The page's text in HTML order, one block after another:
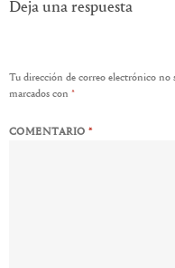
entradas
Deja una respuesta
Tu dirección de correo electrónico no
marcados con *
COMENTARIO*